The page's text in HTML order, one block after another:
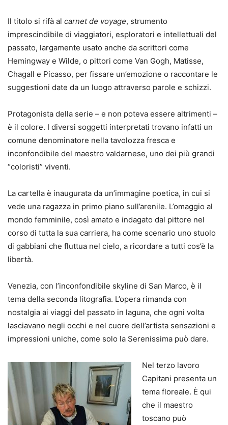
Il titolo si rifà al carnet de voyage, strumento
imprescindibile di viaggiatori, esploratori e intellettuali del
passato, largamente usato anche da scrittori come
Hemingway e Wilde, o pittori come Van Gogh, Matisse,
Chagall e Picasso, per fissare un’emozione o raccontare le
suggestioni date da un luogo attraverso parole e schizzi.
Protagonista della serie – e non poteva essere altrimenti –
è il colore. I diversi soggetti interpretati trovano infatti un
comune denominatore nella tavolozza fresca e
inconfondibile del maestro valdarnese, uno dei più grandi
“coloristi” viventi.
La cartella è inaugurata da un’immagine poetica, in cui si
vede una ragazza in primo piano sull’arenile. L’omaggio al
mondo femminile, così amato e indagato dal pittore nel
corso di tutta la sua carriera, ha come scenario uno stuolo
di gabbiani che fluttua nel cielo, a ricordare a tutti cos’è la
libertà.
Venezia, con l’inconfondibile skyline di San Marco, è il
tema della seconda litografia. L’opera rimanda con
nostalgia ai viaggi del passato in laguna, che ogni volta
lasciavano negli occhi e nel cuore dell’artista sensazioni e
impressioni uniche, come solo la Serenissima può dare.
Nel terzo lavoro
Capitani presenta un
tema floreale. È qui
che il maestro
toscano può